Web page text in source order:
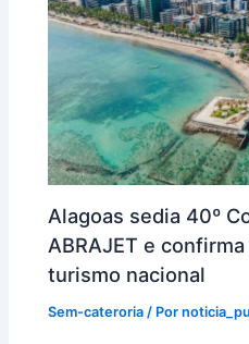
Alagoas sedia 40º
ABRAJET e
turismo nacional
Sem-cateroria / Por